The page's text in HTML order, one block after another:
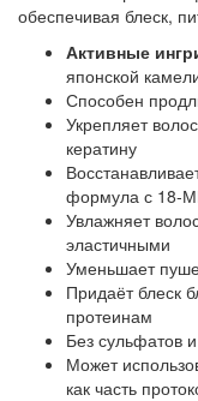
обеспечивая блеск,
Активные
японской
Способен
Укрепляет
кератину
формула с
Увлажняет
эластичными
Уменьшает
Придаёт блеск
протеинам
Без сульфатов
Может
как часть